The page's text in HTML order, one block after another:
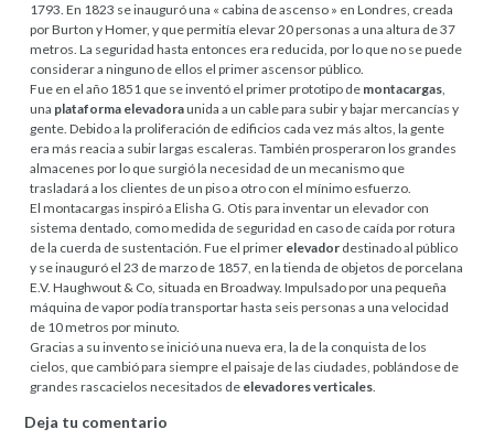
1793. En 1823 se inauguró una « cabina de ascenso » en Londres, creada
por Burton y Homer, y que permitía elevar 20 personas a una altura de 37
metros. La seguridad hasta entonces era reducida, por lo que no se puede
considerar a ninguno de ellos el primer ascensor público.
Fue en el año 1851 que se inventó el primer prototipo de montacargas,
una plataforma elevadoraunida a un cable para subir y bajar mercancías y
gente. Debido a la proliferación de edificios cada vez más altos, la gente
era más reacia a subir largas escaleras. También prosperaron los grandes
almacenes por lo que surgió la necesidad de un mecanismo que
trasladará a los clientes de un piso a otro con el mínimo esfuerzo.
El montacargas inspiró a Elisha G. Otis para inventar un elevador con
sistema dentado, como medida de seguridad en caso de caída por rotura
de la cuerda de sustentación. Fue el primer elevador destinado al público
y se inauguró el 23 de marzo de 1857, en la tienda de objetos de porcelana
E.V. Haughwout & Co, situada en Broadway. Impulsado por una pequeña
máquina de vapor podía transportar hasta seis personas a una velocidad
de 10 metros por minuto.
Gracias a su invento se inició una nueva era, la de la conquista de los
cielos, que cambió para siempre el paisaje de las ciudades, poblándose de
grandes rascacielos necesitados de elevadores verticales.
Deja tu comentario